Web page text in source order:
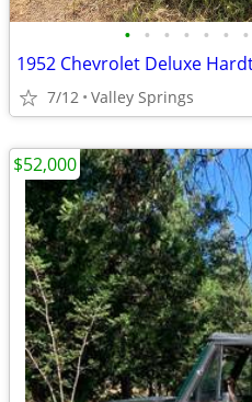
• • • • • • •
1952 Chevrolet Deluxe
7/12 Valley Springs
$52,000